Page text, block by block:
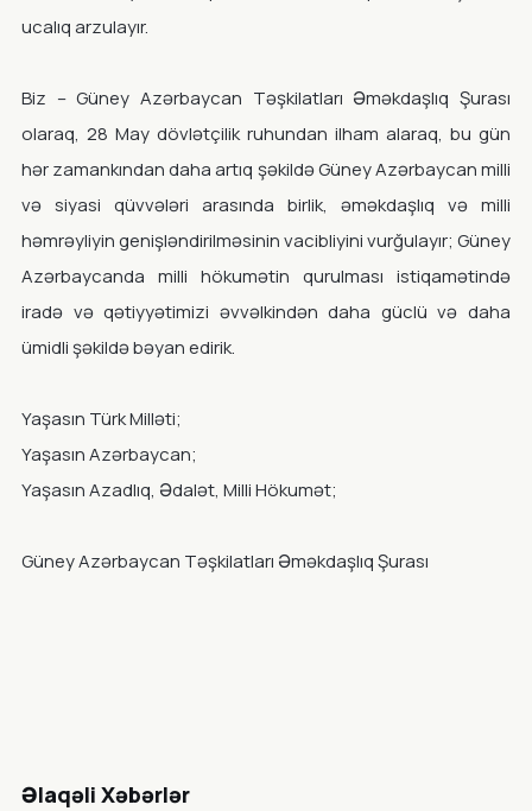
ucalıq arzulayır.
Biz – Güney Azərbaycan Təşkilatları Əməkdaşlıq Şurası
olaraq, 28 May dövlətçilik ruhundan ilham alaraq, bu gün
hər zamankından daha artıq şəkildə Güney Azərbaycan milli
və siyasi qüvvələri arasında birlik, əməkdaşlıq və milli
həmrəyliyin genişləndirilməsinin vacibliyini vurğulayır; Güney
Azərbaycanda milli hökumətin qurulması istiqamətində
iradə və qətiyyətimizi əvvəlkindən daha güclü və daha
ümidli şəkildə bəyan edirik.
Yaşasın Türk Milləti;
Yaşasın Azərbaycan;
Yaşasın Azadlıq, Ədalət, Milli Hökumət;
Güney Azərbaycan Təşkilatları Əməkdaşlıq Şurası
Əlaqəli Xəbərlər